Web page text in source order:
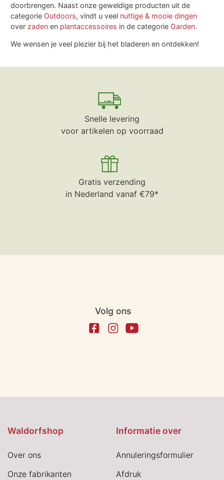
doorbrengen. Naast onze geweldige producten uit de
categorie Outdoors, vindt u veel nuttige & mooie dingen
over zaden en plantaccessoires in de categorie Garden.
We wensen je veel plezier bij het bladeren en ontdekken!
Snelle levering
voor artikelen op voorraad
Gratis verzending
in Nederland vanaf €79*
Volg ons
Waldorfshop
Over ons
Onze fabrikanten
Informatie over
Annuleringsformulier
Afdruk